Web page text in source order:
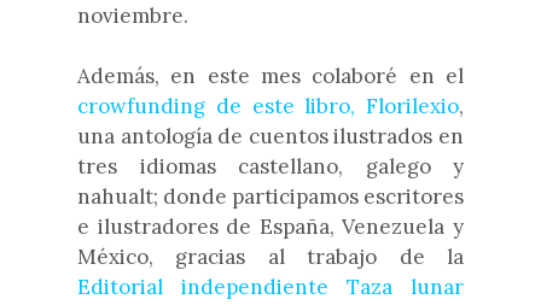
noviembre.
Además, en este mes colaboré en el
crowfunding de este libro, Florilexio,
una antología de cuentos ilustrados en
tres idiomas castellano, galego y
nahualt; donde participamos escritores
e ilustradores de España, Venezuela y
México, gracias al trabajo de la
Editorial independiente Taza lunar